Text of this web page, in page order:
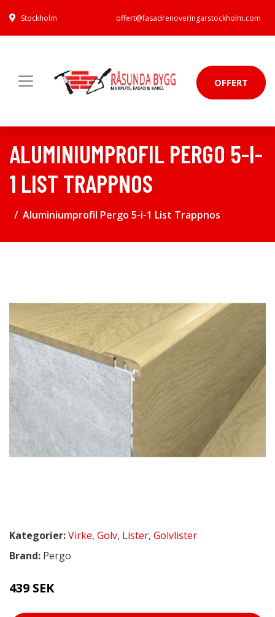
Stockholm offert@fasadrenoveringarstockholm.com
OFFERT
ALUMINIUMPROFIL PERGO 5-I-
1 LIST TRAPPNOS
Aluminiumprofil Pergo 5-i-1 List Trappnos
Kategorier:Virke, Golv, Lister, Golvlister
Brand: Pergo
439 SEK